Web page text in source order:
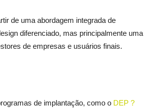
de uma abordagem integrada de
diferenciado, mas principalmente uma
de empresas e usuários finais.
de implantação, como o DEP ?